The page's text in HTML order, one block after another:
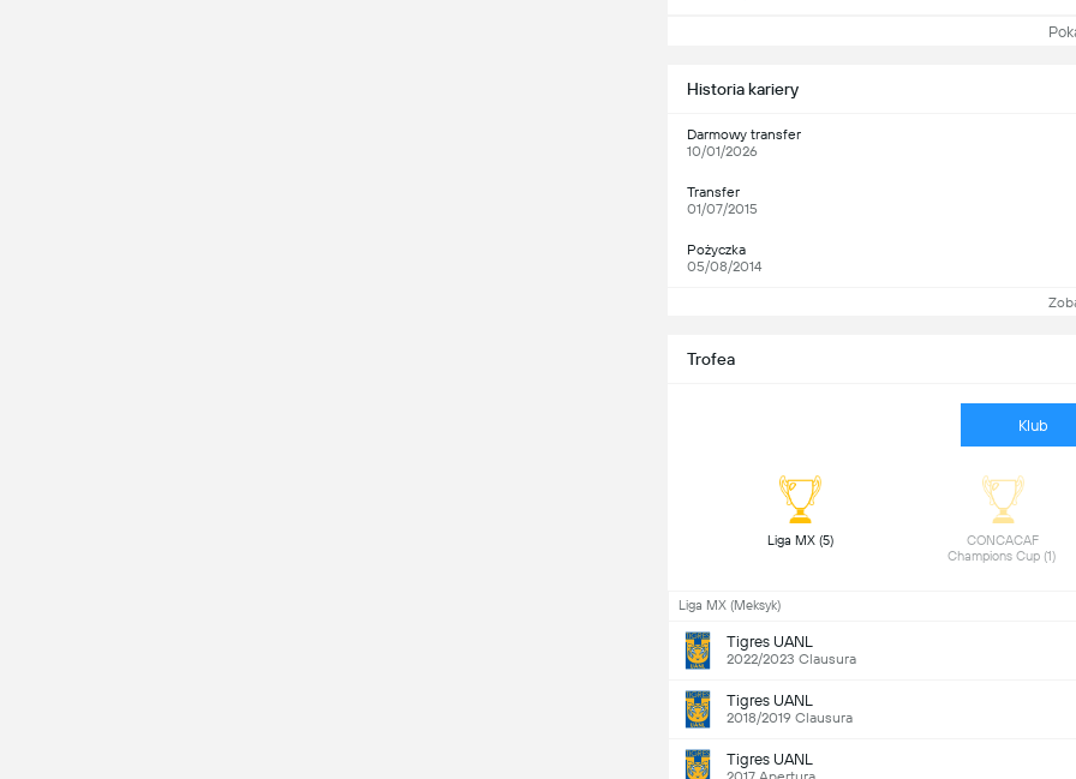
Historia kariery
Darmowy transfer
10/01/2026
Transfer
01/07/2015
Pożyczka
05/08/2014
Trofea
Klub
Liga MX (5)
CONCACAF
Champions Cup (1)
Liga MX (Meksyk)
Tigres UANL
2022/2023 Clausura
Tigres UANL
2018/2019 Clausura
Tigres UANL